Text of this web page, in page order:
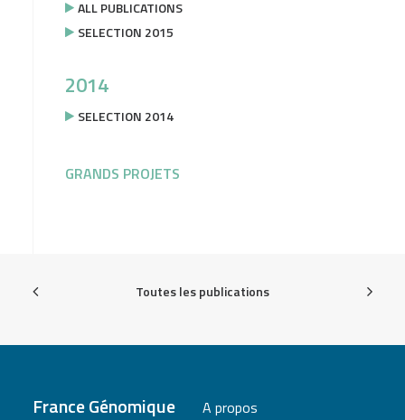
ALL PUBLICATIONS
SELECTION 2015
2014
SELECTION 2014
GRANDS PROJETS
Toutes les publications
France Génomique
A propos